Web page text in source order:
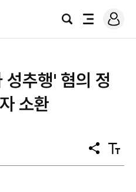
검
전
로
그
성추행' 혐의 정
소환
공
유
텍
스